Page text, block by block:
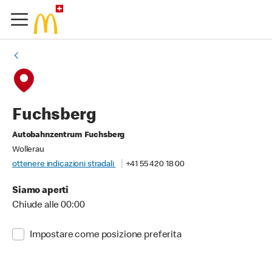
Fuchsberg
Autobahnzentrum Fuchsberg
Wollerau
ottenere indicazioni stradali
+41 55 420 18 00
Siamo aperti
Chiude alle 00:00
Impostare come posizione preferita